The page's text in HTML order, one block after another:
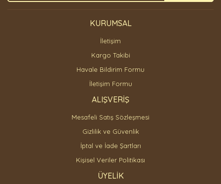
Gönder
KURUMSAL
İletişim
Kargo Takibi
Havale Bildirim Formu
İletişim Formu
ALIŞVERİŞ
Mesafeli Satış Sözleşmesi
Gizlilik ve Güvenlik
İptal ve İade Şartları
Kişisel Veriler Politikası
ÜYELİK